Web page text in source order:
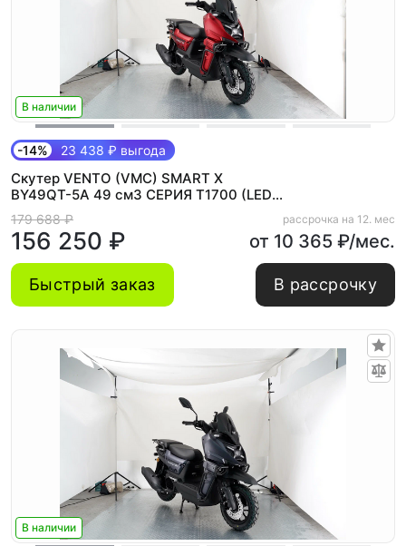
В наличии
-14% 23 438 ₽ выгода
Скутер VENTO (VMC) SMART X
BY49QT-5A 49 см3 СЕРИЯ T1700 (LED
панель, CBS, USB, сигнализация) MATT
RED
179 688 ₽
156 250 ₽
рассрочка на 12. мес
от 10 365 ₽/мес.
Быстрый заказ В рассрочку
В наличии